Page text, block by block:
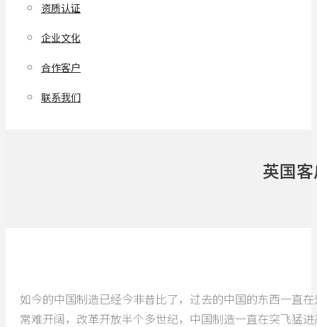
资质认证
企业文化
合作客户
联系我们
英国
如今的中国制造已经今非昔比了，过去的中国的东西一直
常难开阔，改革开放半个多世纪，中国制造一直在突飞猛